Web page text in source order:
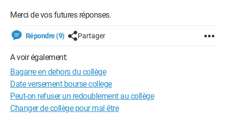
Merci de vos futures réponses.
Répondre (9) Partager
A voir également:
Bagarre en dehors du collège
Date versement bourse college
Peut-on refuser un redoublement au collège
Changer de collège pour mal être